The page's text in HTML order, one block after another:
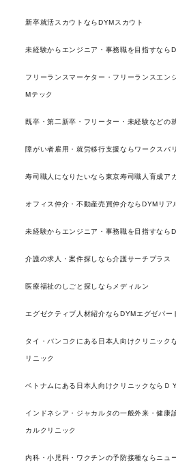
新卒就活スカウトならDYMスカウト
未経験からエンジニア・事務職を目指すなら
フリーランスマーケター・フリーランスエン
Mテック
既卒・第二新卒・フリーター・未経験などの
障がい者雇用・就労移行支援ならワークスバ
寿司職人になりたいなら東京寿司職人育成ア
オフィス仲介・不動産売買仲介ならDYMリア
未経験からエンジニア・事務職を目指すなら
介護の求人・案件探しなら介護サーチプラス
医療福祉のしごと探しならメディルン
エグゼクティブ人材紹介ならDYMエグゼパー
タイ・バンコクにある日本人向けクリニック
リニック
ベトナムにある日本人向けクリニックならＤ
インドネシア・ジャカルタの一般外来・健康
カルクリニック
内科・小児科・ワクチンの予防接種ならニュ